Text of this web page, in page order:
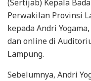
(Sertijab) Kepala
Perwakilan Provinsi
kepada Andri
dan online di
Lampung.
Sebelumnya, Andri